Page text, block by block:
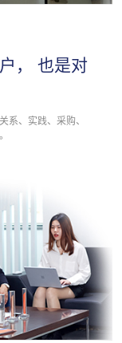
， 也是对
系、实践、采购、